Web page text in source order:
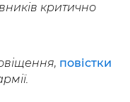
критично
повістки